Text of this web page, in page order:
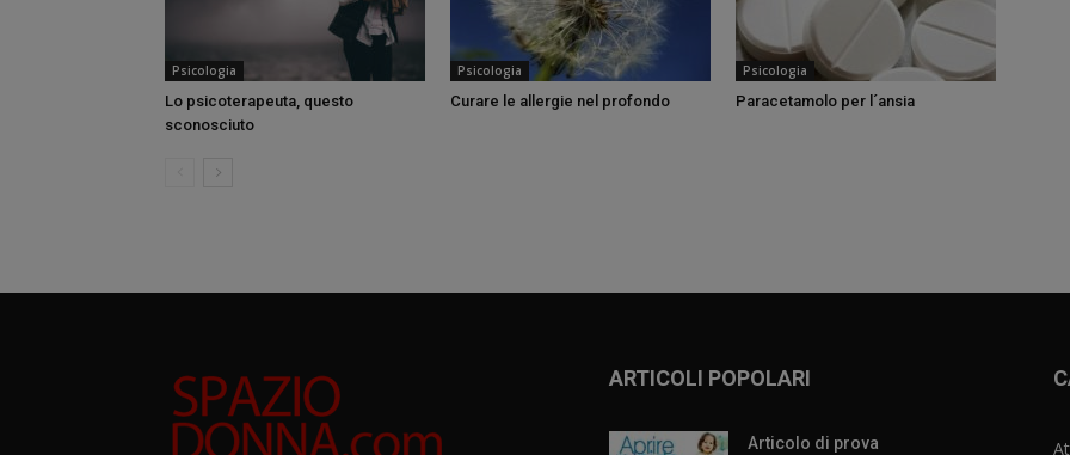
Psicologia
Lo psicoterapeuta, questo
sconosciuto
Psicologia
Curare le allergie nel profondo
Psicologia
Paracetamolo per l´ansia
ARTICOLI POPOLARI
Articolo di prova